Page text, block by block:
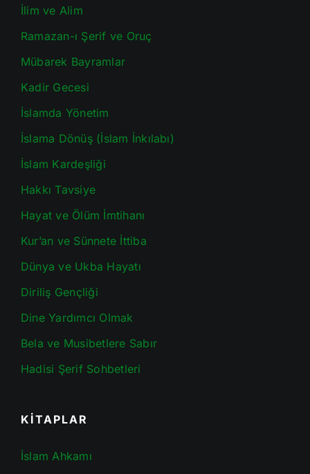
İlim ve Alim
Ramazan-ı Şerif ve Oruç
Mübarek Bayramlar
Kadir Gecesi
İslamda Yönetim
İslama Dönüş (İslam İnkılabı)
İslam Kardeşliği
Hakkı Tavsiye
Hayat ve Ölüm İmtihanı
Kur’an ve Sünnete İttiba
Dünya ve Ukba Hayatı
Diriliş Gençliği
Dine Yardımcı Olmak
Bela ve Musibetlere Sabır
Hadisi Şerif Sohbetleri
KİTAPLAR
İslam Ahkamı